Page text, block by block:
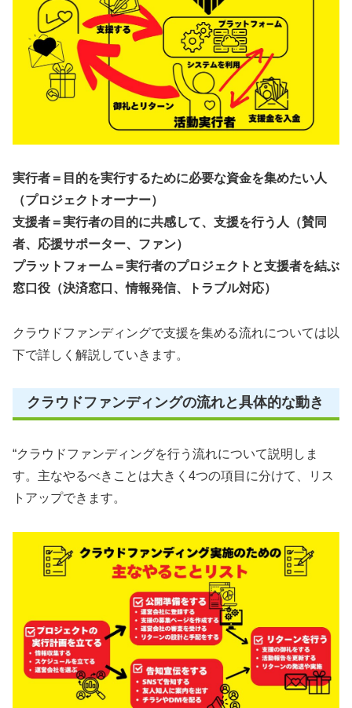
実行者＝目的を実行するために必要な資金を集めたい人
（プロジェクトオーナー）
支援者＝実行者の目的に共感して、支援を行う人（賛同
者、応援サポーター、ファン）
プラットフォーム＝実行者のプロジェクトと支援者を結ぶ
窓口役（決済窓口、情報発信、トラブル対応）
クラウドファンディングで支援を集める流れについては以
下で詳しく解説していきます。
クラウドファンディングの流れと具体的な動き
“クラウドファンディングを行う流れについて説明しま
す。主なやるべきことは大きく4つの項目に分けて、リス
トアップできます。